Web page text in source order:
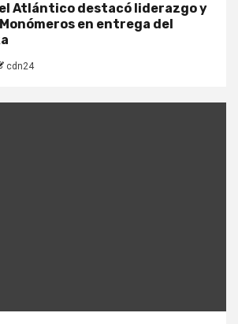
Atlántico destacó liderazgo y
en entrega del
cdn24